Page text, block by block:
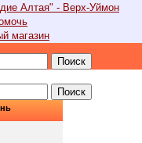
Алтая" - Верх-Уймон
магазин
Поиск
Поиск